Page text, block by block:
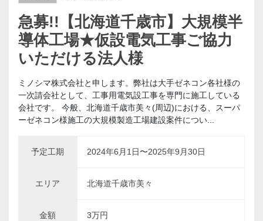
急募!!【北海道千歳市】大規模半
導体工場★仮設電気工事ご協力
いただける法人様
ミノシマ株式会社と申します。弊社は大手ゼネコン各社様の
一次請会社として、工事用電気設工事を専門に施工している
会社です。 今般、北海道千歳市美々(周辺)における、スーパ
ーゼネコン様施工の大規模製造工場建設案件につい...
予定工期 2024年6月1日〜2025年9月30日
エリア 北海道千歳市美々
金額 3万円